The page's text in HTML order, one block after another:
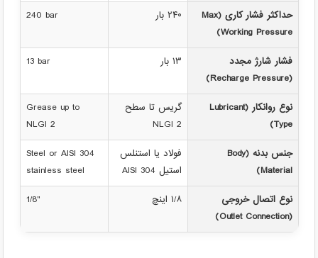
حداکثر فشار کاری (Max
Working Pressure)
۲۴۰ بار 240 bar
فشار شارژ مجدد
(Recharge Pressure)
۱۳ بار 13 bar
نوع روانکار (Lubricant
Type)
گریس تا سطح
NLGI 2
Grease up to
NLGI 2
جنس بدنه (Body
Material)
فولاد یا استنلس
استیل AISI 304
Steel or AISI 304
stainless steel
نوع اتصال خروجی
(Outlet Connection)
۱/۸ اینچ 1/8"